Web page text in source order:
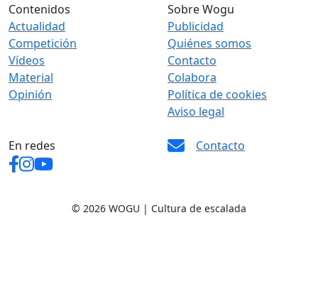
Contenidos
Actualidad
Competición
Vídeos
Material
Opinión
Sobre Wogu
Publicidad
Quiénes somos
Contacto
Colabora
Política de cookies
Aviso legal
En redes Contacto
© 2026 WOGU | Cultura de escalada